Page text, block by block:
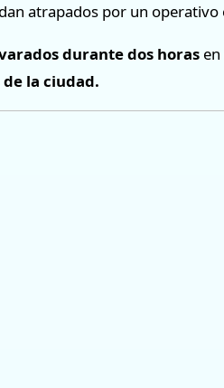
atrapados por un operativo
durante dos horas
la ciudad.